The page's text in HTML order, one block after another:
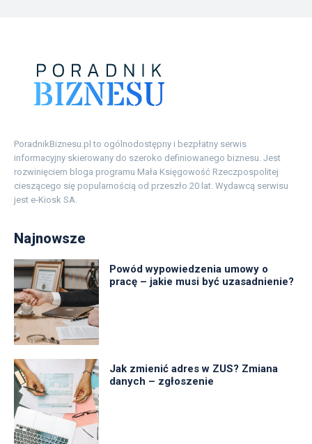
PoradnikBiznesu.pl to ogólnodostępny i bezpłatny serwis
informacyjny skierowany do szeroko definiowanego biznesu. Jest
rozwinięciem bloga programu Mała Księgowość Rzeczpospolitej
cieszącego się popularnością od przeszło 20 lat. Wydawcą serwisu
jest e-Kiosk SA.
Najnowsze
Powód wypowiedzenia umowy o
pracę – jakie musi być uzasadnienie?
Jak zmienić adres w ZUS? Zmiana
danych – zgłoszenie